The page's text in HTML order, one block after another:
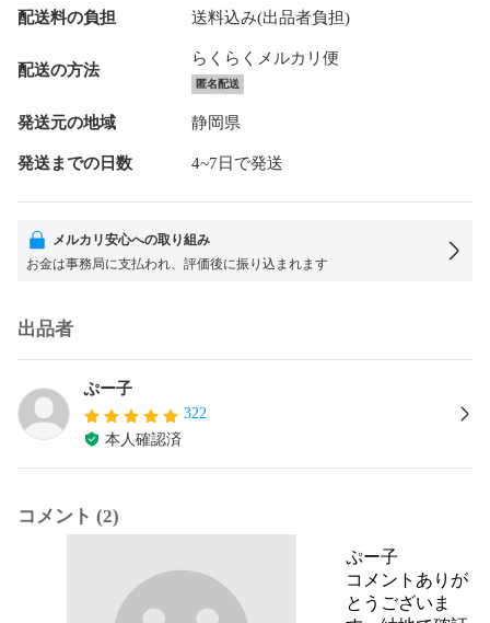
配送料の負担 送料込み(出品者負担)
配送の方法
らくらくメルカリ便
匿名配送
発送元の地域 静岡県
発送までの日数 4~7日で発送
メルカリ安心への取り組み
お金は事務局に支払われ、評価後に振り込まれます
出品者
ぷー子
322
本人確認済
コメント (2)
ぷー子
コメントありが
とうございま